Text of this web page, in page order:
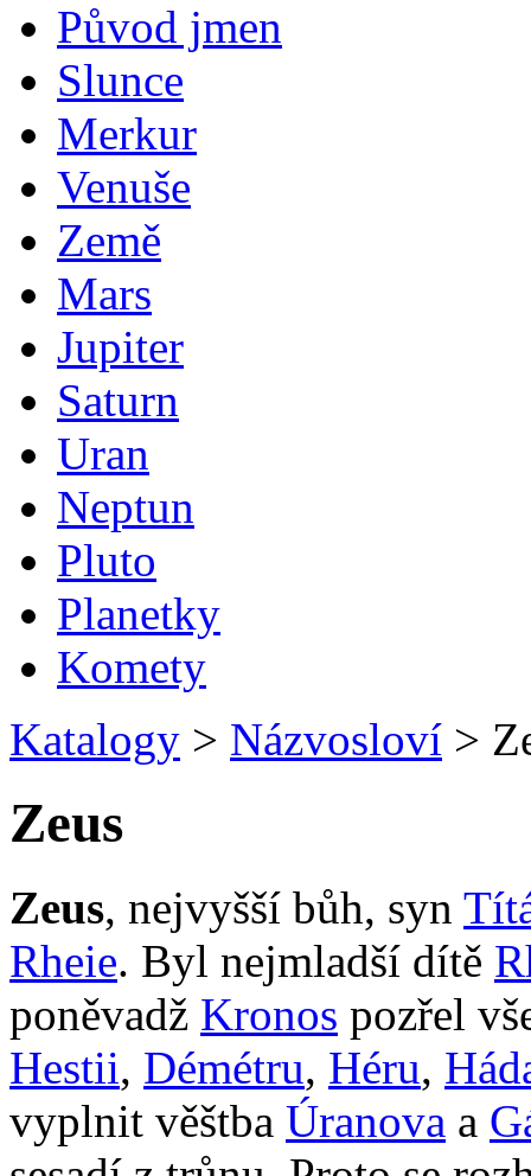
Původ jmen
Slunce
Merkur
Venuše
Země
Mars
Jupiter
Saturn
Uran
Neptun
Pluto
Planetky
Komety
Katalogy > Názvosloví >
Zeus
Zeus, nejvyšší bůh, syn
Rheie. Byl nejmladší dítě
poněvadž Kronos pozřel
Hestii, Démétru, Héru,
vyplnit věštba Úranova a